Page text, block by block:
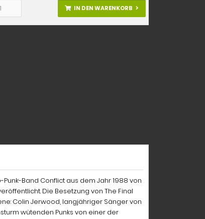
IN DEN WARENKORB
Band Conflict aus dem Jahr 1988 von
Die Besetzung von The Final
Colin Jerwood, langjähriger Sänger von
wütenden Punks von einer der